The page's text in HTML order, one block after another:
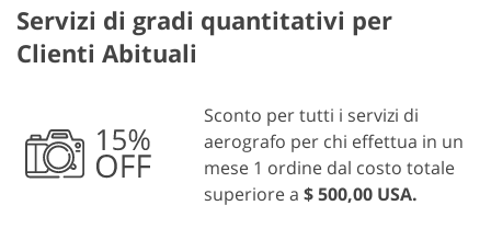
Servizi di gradi quantitativi per
Clienti Abituali
Sconto per tutti i servizi di
aerografo per chi effettua in un
mese 1 ordine dal costo totale
superiore a $ 500,00 USA.